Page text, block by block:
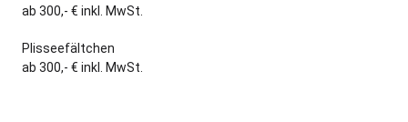
ab 300,- € inkl. MwSt.
Plisseefältchen
ab 300,- € inkl. MwSt.